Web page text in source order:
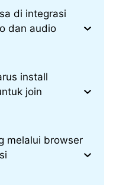
di integrasi
dan audio
install
join
melalui browser